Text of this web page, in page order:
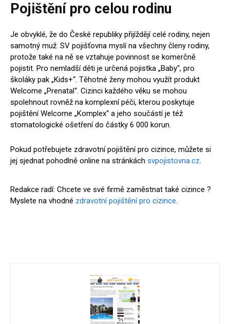
Pojištění pro celou rodinu
Je obvyklé, že do České republiky přijíždějí celé rodiny, nejen
samotný muž. SV pojišťovna myslí na všechny členy rodiny,
protože také na ně se vztahuje povinnost se komerčně
pojistit. Pro nemladší děti je určená pojistka „Baby“, pro
školáky pak „Kids+“. Těhotné ženy mohou využít produkt
Welcome „Prenatal“. Cizinci každého věku se mohou
spolehnout rovněž na komplexní péči, kterou poskytuje
pojištění Welcome „Komplex“ a jeho součástí je též
stomatologické ošetření do částky 6 000 korun.
Pokud potřebujete zdravotní pojištění pro cizince, můžete si
jej sjednat pohodlně online na stránkách svpojistovna.cz.
Redakce radí: Chcete ve své firmě zaměstnat také cizince ?
Myslete na vhodné zdravotní pojištění pro cizince